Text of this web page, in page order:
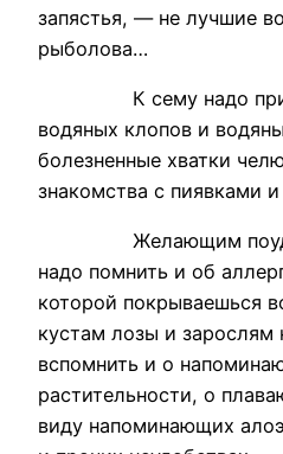
запястья, — не лучшие
рыболова…
К сему надо
водяных клопов и
болезненные хватки
знакомства с пиявками
Желающим
надо помнить и об
которой покрываешься
кустам лозы и
вспомнить и о
растительности, о
виду напоминающих